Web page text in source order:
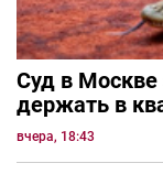
Суд в Москве
держать в
вчера, 18:43